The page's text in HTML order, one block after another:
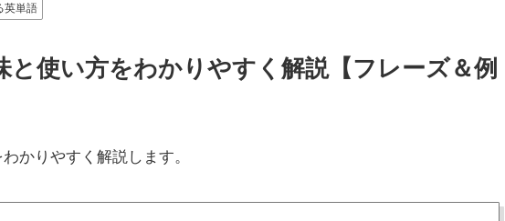
英単語
と使い方をわかりやすく解説【フレーズ＆例
かりやすく解説します。